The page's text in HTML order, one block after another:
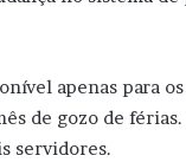
apenas para
de gozo de férias.
servidores.